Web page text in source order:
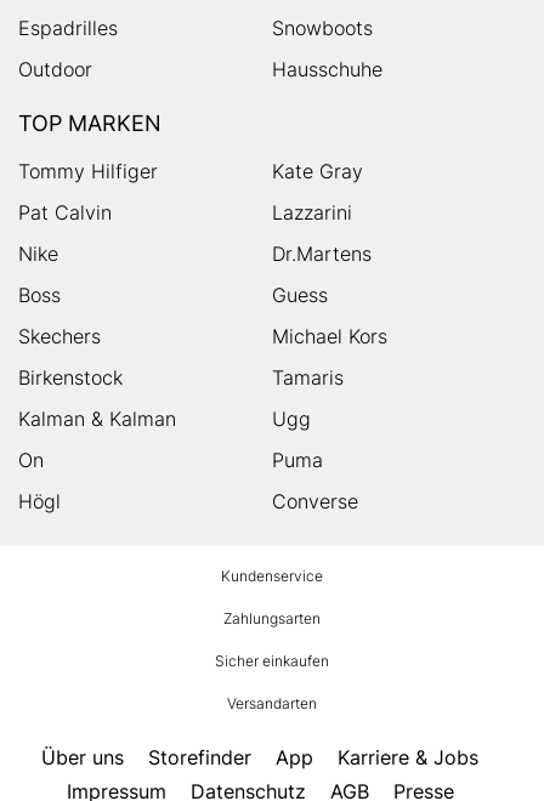
Espadrilles
Snowboots
Outdoor
Hausschuhe
TOP MARKEN
Tommy Hilfiger
Kate Gray
Pat Calvin
Lazzarini
Nike
Dr.Martens
Boss
Guess
Skechers
Michael Kors
Birkenstock
Tamaris
Kalman & Kalman
Ugg
On
Puma
Högl
Converse
Kundenservice
Zahlungsarten
Sicher einkaufen
Versandarten
Über uns Storefinder App
Karriere & Jobs
Impressum
Datenschutz AGB Presse